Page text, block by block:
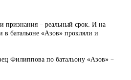
признания – реальный срок. И на
в батальоне «Азов» прокляли и
Филиппова по батальону «Азов» –